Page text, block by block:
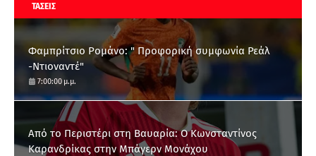
ΤΑΣΕΙΣ
Φαμπρίτσιο Ρομάνο: " Προφορική συμφωνία Ρεάλ
-Ντιοναντέ"
7:00:00 μ.μ.
Από το Περιστέρι στη Βαυαρία: O Κωνσταντίνος
Καρανδρίκας στην Μπάγερν Μονάχου